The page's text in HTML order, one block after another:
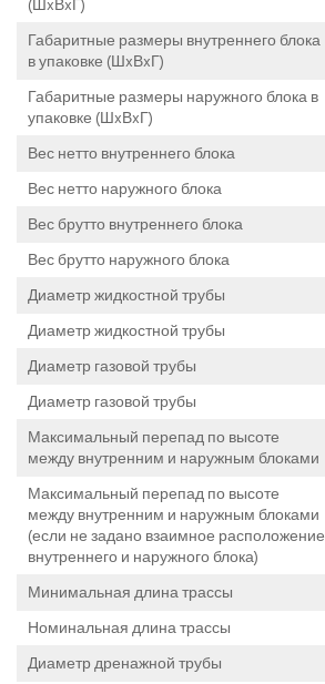
Габаритные размеры внутреннего блока
в упаковке (ШxВxГ)
Габаритные размеры наружного блока в
упаковке (ШxВxГ)
Вес нетто внутреннего блока
Вес нетто наружного блока
Вес брутто внутреннего блока
Вес брутто наружного блока
Диаметр жидкостной трубы
Диаметр жидкостной трубы
Диаметр газовой трубы
Диаметр газовой трубы
Максимальный перепад по высоте
между внутренним и наружным блоками
Максимальный перепад по высоте
между внутренним и наружным блоками
(если не задано взаимное расположение
внутреннего и наружного блока)
Минимальная длина трассы
Номинальная длина трассы
Диаметр дренажной трубы